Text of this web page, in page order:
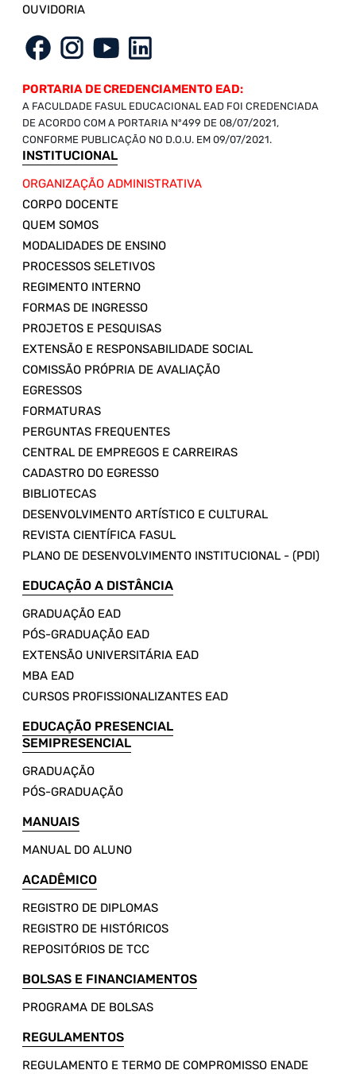
OUVIDORIA
PORTARIA DE CREDENCIAMENTO EAD:
A FACULDADE FASUL EDUCACIONAL EAD FOI CREDENCIADA
DE ACORDO COM A PORTARIA Nº499 DE 08/07/2021,
CONFORME PUBLICAÇÃO NO D.O.U. EM 09/07/2021.
INSTITUCIONAL
ORGANIZAÇÃO ADMINISTRATIVA
CORPO DOCENTE
QUEM SOMOS
MODALIDADES DE ENSINO
PROCESSOS SELETIVOS
REGIMENTO INTERNO
FORMAS DE INGRESSO
PROJETOS E PESQUISAS
EXTENSÃO E RESPONSABILIDADE SOCIAL
COMISSÃO PRÓPRIA DE AVALIAÇÃO
EGRESSOS
FORMATURAS
PERGUNTAS FREQUENTES
CENTRAL DE EMPREGOS E CARREIRAS
CADASTRO DO EGRESSO
BIBLIOTECAS
DESENVOLVIMENTO ARTÍSTICO E CULTURAL
REVISTA CIENTÍFICA FASUL
PLANO DE DESENVOLVIMENTO INSTITUCIONAL - (PDI)
EDUCAÇÃO A DISTÂNCIA
GRADUAÇÃO EAD
PÓS-GRADUAÇÃO EAD
EXTENSÃO UNIVERSITÁRIA EAD
MBA EAD
CURSOS PROFISSIONALIZANTES EAD
EDUCAÇÃO PRESENCIAL
SEMIPRESENCIAL
GRADUAÇÃO
PÓS-GRADUAÇÃO
MANUAIS
MANUAL DO ALUNO
ACADÊMICO
REGISTRO DE DIPLOMAS
REGISTRO DE HISTÓRICOS
REPOSITÓRIOS DE TCC
BOLSAS E FINANCIAMENTOS
PROGRAMA DE BOLSAS
REGULAMENTOS
REGULAMENTO E TERMO DE COMPROMISSO ENADE